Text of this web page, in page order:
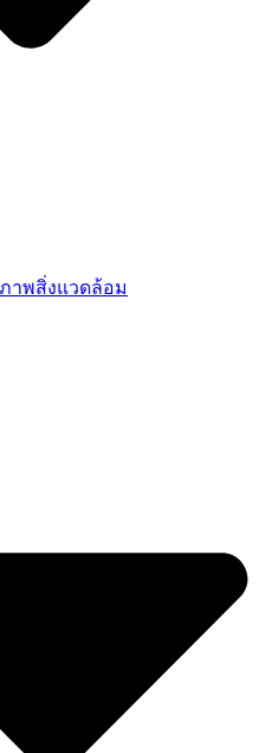
าพสิ่งแวดล้อม